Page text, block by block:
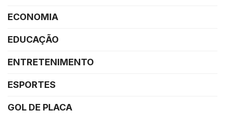
ECONOMIA
EDUCAÇÃO
ENTRETENIMENTO
ESPORTES
GOL DE PLACA